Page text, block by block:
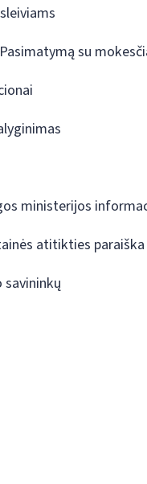
su
ministerijos
atitikties paraiška